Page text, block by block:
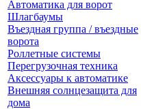
Автоматика для ворот
Шлагбаумы
Въездная группа / въездные
ворота
Роллетные системы
Перегрузочная техника
Аксессуары к автоматике
Внешняя солнцезащита для
дома